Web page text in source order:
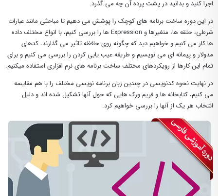
اجرا کنید و بدانید در پشت پرده آن چه می گذرد.
در این دوره ساخت برنامه های کوچک را پوشش می دهیم تا مباحثی مانند عبارات
شرطی، حلقه ها، متغیرها و Expression ها را بررسی کنیم، با انواع مختلف داده
ها کار می کنیم و خواهیم دید که چگونه روی حافظه تاثیر می گذارند، کدهای
مدولار و پیمانه ای می نویسیم و طریقه عیب یابی کردن را بررسی می کنیم و برای
تمام این کارها از رویکردهای مختلف ساخت برنامه های نرم افزاری استفاده میکنیم.
در نهایت نحوه کدنویسی در چندین زبان برنامه نویسی مختلف را با هم مقایسه
می کنیم، کتابخانه ها و فریم ورک هایی که حول آنها تشکیل شده اند و دلیل
انتخاب هر یک از آنها را بررسی خواهیم کرد.